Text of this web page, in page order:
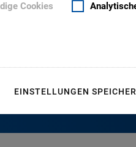
Cookies
EINSTELLUNGEN